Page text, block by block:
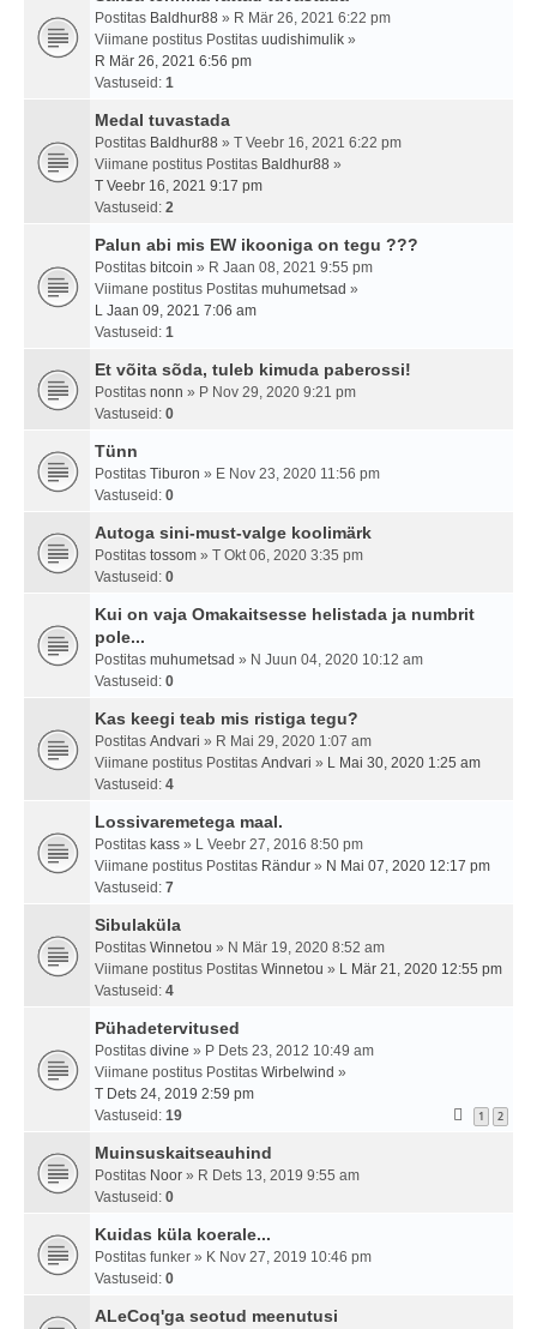
Postitas Baldhur88 » R Mär 26, 2021 6:22 pm
Viimane postitus Postitas uudishimulik »
R Mär 26, 2021 6:56 pm
Vastuseid: 1
Medal tuvastada
Postitas Baldhur88 » T Veebr 16, 2021 6:22 pm
Viimane postitus Postitas Baldhur88 »
T Veebr 16, 2021 9:17 pm
Vastuseid: 2
Palun abi mis EW ikooniga on tegu ???
Postitas bitcoin » R Jaan 08, 2021 9:55 pm
Viimane postitus Postitas muhumetsad »
L Jaan 09, 2021 7:06 am
Vastuseid: 1
Et võita sõda, tuleb kimuda paberossi!
Postitas nonn » P Nov 29, 2020 9:21 pm
Vastuseid: 0
Tünn
Postitas Tiburon » E Nov 23, 2020 11:56 pm
Vastuseid: 0
Autoga sini-must-valge koolimärk
Postitas tossom » T Okt 06, 2020 3:35 pm
Vastuseid: 0
Kui on vaja Omakaitsesse helistada ja numbrit
pole...
Postitas muhumetsad » N Juun 04, 2020 10:12 am
Vastuseid: 0
Kas keegi teab mis ristiga tegu?
Postitas Andvari » R Mai 29, 2020 1:07 am
Viimane postitus Postitas Andvari » L Mai 30, 2020 1:25 am
Vastuseid: 4
Lossivaremetega maal.
Postitas kass » L Veebr 27, 2016 8:50 pm
Viimane postitus Postitas Rändur » N Mai 07, 2020 12:17 pm
Vastuseid: 7
Sibulaküla
Postitas Winnetou » N Mär 19, 2020 8:52 am
Viimane postitus Postitas Winnetou » L Mär 21, 2020 12:55 pm
Vastuseid: 4
Pühadetervitused
Postitas divine » P Dets 23, 2012 10:49 am
Viimane postitus Postitas Wirbelwind »
T Dets 24, 2019 2:59 pm
Vastuseid: 19 1 2
Muinsuskaitseauhind
Postitas Noor » R Dets 13, 2019 9:55 am
Vastuseid: 0
Kuidas küla koerale...
Postitas funker » K Nov 27, 2019 10:46 pm
Vastuseid: 0
ALeCoq'ga seotud meenutusi